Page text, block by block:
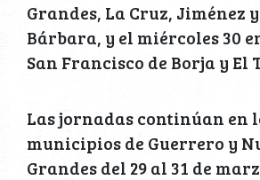
Grandes, La Cruz, Jiménez
Bárbara, y el miércoles 30
San Francisco de Borja y El
Las jornadas continúan en
municipios de Guerrero y
Grandes del 29 al 31 de